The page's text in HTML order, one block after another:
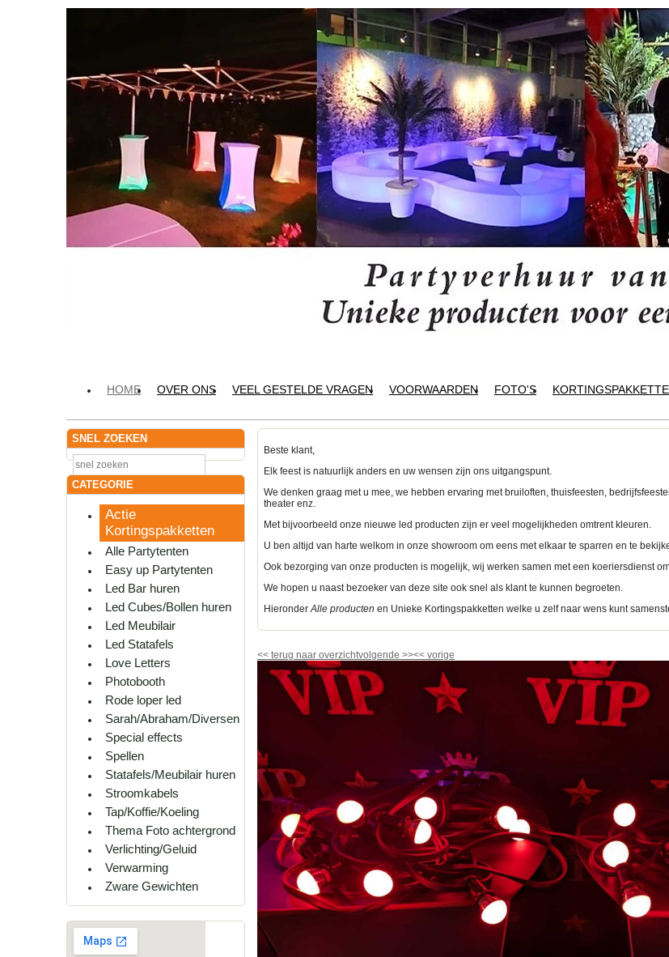
HOME OVER ONS VEEL GESTELDE VRAGEN VOORWAARDEN FOTO'S
SNEL ZOEKEN
CATEGORIE
Actie
Kortingspakketten
Alle Partytenten
Easy up Partytenten
Led Bar huren
Led Cubes/Bollen huren
Led Meubilair
Led Statafels
Love Letters
Photobooth
Rode loper led
Sarah/Abraham/Diversen
Special effects
Spellen
Statafels/Meubilair huren
Stroomkabels
Tap/Koffie/Koeling
Thema Foto achtergrond
Verlichting/Geluid
Verwarming
Zware Gewichten
Beste klant,
Elk feest is natuurlijk anders en uw wensen zijn ons uitgangspunt.
We denken graag met u mee, we hebben ervaring met bruiloften, thuisfeesten,
theater enz.
Met bijvoorbeeld onze nieuwe led producten zijn er veel mogelijkheden omtrent kleuren.
U ben altijd van harte welkom in onze showroom om eens met elkaar te sparren en te
Ook bezorging van onze producten is mogelijk, wij werken samen met een koeriersdienst
We hopen u naast bezoeker van deze site ook snel als klant te kunnen begroeten.
HieronderAlle producten en Unieke Kortingspakketten welke u zelf naar wens kunt
<< terug naar overzichtvolgende >><< vorige